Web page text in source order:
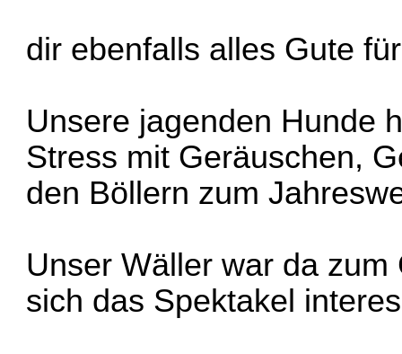
dir ebenfalls alles Gute
Unsere jagenden Hunde
Stress mit Geräuschen,
den Böllern zum
Unser Wäller war da
sich das Spektakel